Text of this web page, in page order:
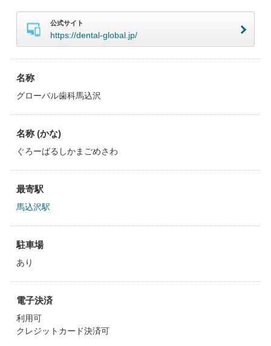
公式サイト
https://dental-global.jp/
名称
グローバル歯科馬込沢
名称 (かな)
ぐろーばるしかまごめさわ
最寄駅
馬込沢駅
駐車場
あり
電子決済
利用可
クレジットカード決済可